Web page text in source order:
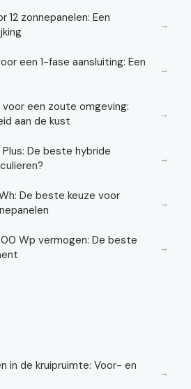
zonnepanelen: Een
→
een 1-fase aansluiting: Een
→
een zoute omgeving:
aan de kust
→
De beste hybride
→
De beste keuze voor
→
Wp vermogen: De beste
→
in de kruipruimte: Voor- en
→